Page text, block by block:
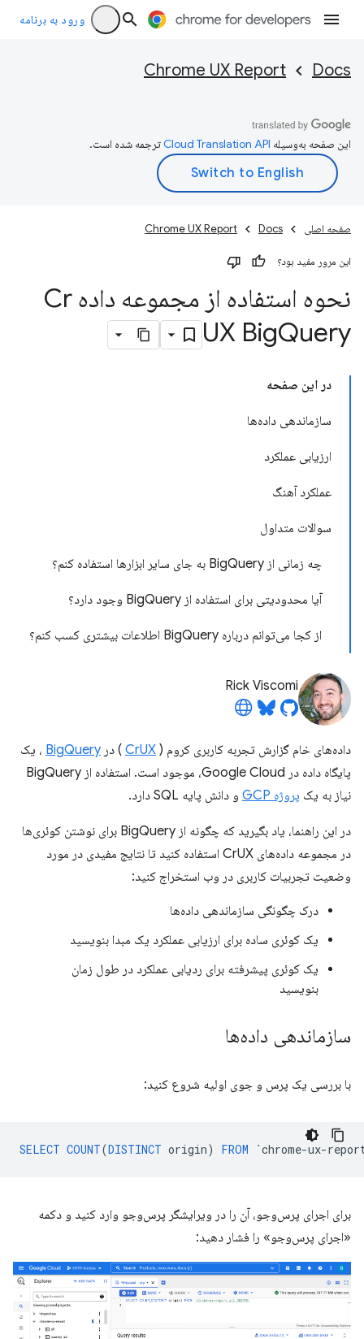
ورود به برنامه
Docs
Chrome UX Report
این صفحه به‌وسیله ترجمه شده است.
صفحه اصلی Docs
Chrome UX Report
این مرور مفید بود؟
نحوه استفاده از مجموعه داده Cr
UX BigQuery
در این صفحه
سازماندهی داده‌ها
ارزیابی عملکرد
عملکرد آهنگ
سوالات متداول
چه زمانی از BigQuery به جای سایر ابزارها استفاده کنم؟
آیا محدودیتی برای استفاده از BigQuery وجود دارد؟
از کجا می‌توانم درباره BigQuery اطلاعات بیشتری کسب کنم؟
Rick Viscomi
داده‌های خام گزارش تجربه کاربری کروم ( CrUX ) در BigQuery ، یک
پایگاه داده در Google Cloud، موجود است. استفاده از BigQuery
نیاز به یک پروژه GCP و دانش پایه SQL دارد.
در این راهنما، یاد بگیرید که چگونه از BigQuery برای نوشتن کوئری‌ها
در مجموعه داده‌های CrUX استفاده کنید تا نتایج مفیدی در مورد
وضعیت تجربیات کاربری در وب استخراج کنید:
درک چگونگی سازماندهی داده‌ها
یک کوئری ساده برای ارزیابی عملکرد یک مبدا بنویسید
یک کوئری پیشرفته برای ردیابی عملکرد در طول زمان
بنویسید
سازماندهی داده‌ها
با بررسی یک پرس و جوی اولیه شروع کنید:
SELECT COUNT(DISTINCT origin) FROM `chrome-ux-
برای اجرای پرس‌وجو، آن را در ویرایشگر پرس‌وجو وارد کنید و دکمه
«اجرای پرس‌وجو» را فشار دهید: